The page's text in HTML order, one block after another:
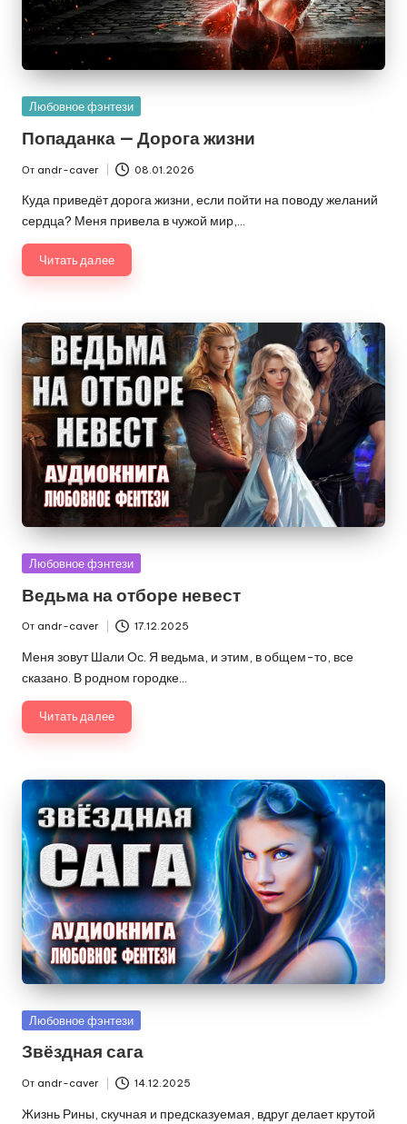
Опубликовано
Любовное фэнтези
Попаданка — Дорога жизни
Запись
от
От andr-caver 08.01.2026
Куда приведёт дорога жизни, если пойти на поводу желаний
сердца? Меня привела в чужой мир,…
Читать далее
Опубликовано
Любовное фэнтези
Ведьма на отборе невест
от
От andr-caver 17.12.2025
Меня зовут Шали Ос. Я ведьма, и этим, в общем-то, все
сказано. В родном городке…
Читать далее
Опубликовано
Любовное фэнтези
Звёздная сага
от
От andr-caver 14.12.2025
Жизнь Рины, скучная и предсказуемая, вдруг делает крутой